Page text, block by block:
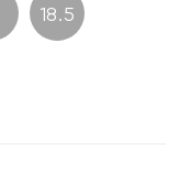
18.5